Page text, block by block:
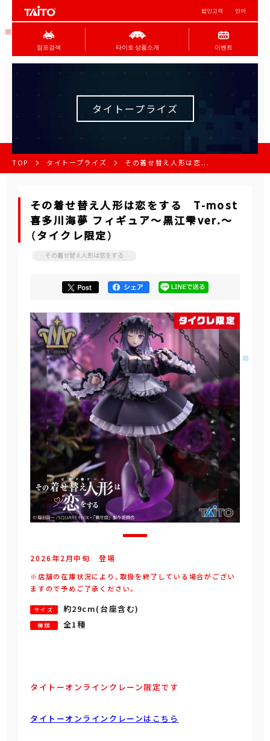
법인고객 언어
점포검색 타이토 상품소개 이벤트
タイトープライズ
TOP タイトープライズ その着せ替え人形は恋...
その着せ替え人形は恋をする T-most
喜多川海夢 フィギュア～黒江雫ver.～
（タイクレ限定）
その着せ替え人形は恋をする
2026年2月中旬 登場
※店舗の在庫状況により、取扱を終了している場合がござい
ますので予めご了承ください。
サイズ 約29cm(台座含む)
種類 全1種
タイトーオンラインクレーン限定です
タイトーオンラインクレーンはこちら